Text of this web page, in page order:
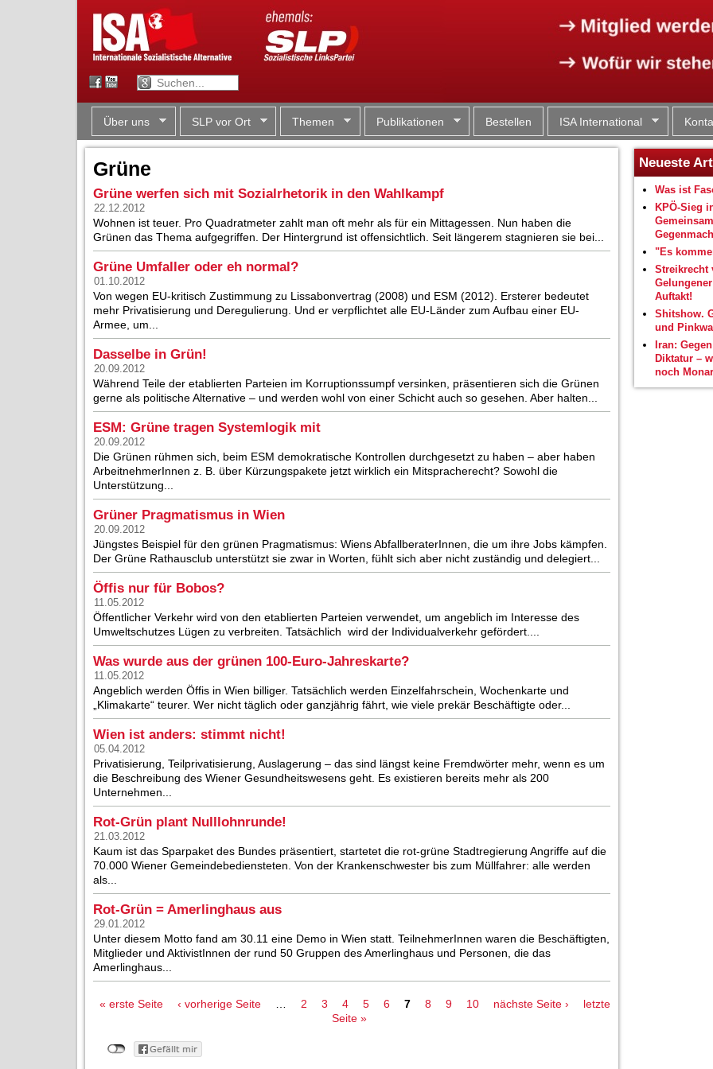
Über uns SLP vor Ort Themen Publikationen Bestellen ISA International
Grüne
Grüne werfen sich mit Sozialrhetorik in den Wahlkampf
22.12.2012
Wohnen ist teuer. Pro Quadratmeter zahlt man oft mehr als für ein Mittagessen. Nun haben die
Grünen das Thema aufgegriffen. Der Hintergrund ist offensichtlich. Seit längerem stagnieren sie bei...
Grüne Umfaller oder eh normal?
01.10.2012
Von wegen EU-kritisch Zustimmung zu Lissabonvertrag (2008) und ESM (2012). Ersterer bedeutet
mehr Privatisierung und Deregulierung. Und er verpflichtet alle EU-Länder zum Aufbau einer EU-
Armee, um...
Dasselbe in Grün!
20.09.2012
Während Teile der etablierten Parteien im Korruptionssumpf versinken, präsentieren sich die Grünen
gerne als politische Alternative – und werden wohl von einer Schicht auch so gesehen. Aber halten...
ESM: Grüne tragen Systemlogik mit
20.09.2012
Die Grünen rühmen sich, beim ESM demokratische Kontrollen durchgesetzt zu haben – aber haben
ArbeitnehmerInnen z. B. über Kürzungspakete jetzt wirklich ein Mitspracherecht? Sowohl die
Unterstützung...
Grüner Pragmatismus in Wien
20.09.2012
Jüngstes Beispiel für den grünen Pragmatismus: Wiens AbfallberaterInnen, die um ihre Jobs kämpfen.
Der Grüne Rathausclub unterstützt sie zwar in Worten, fühlt sich aber nicht zuständig und delegiert...
Öffis nur für Bobos?
11.05.2012
Öffentlicher Verkehr wird von den etablierten Parteien verwendet, um angeblich im Interesse des
Umweltschutzes Lügen zu verbreiten. Tatsächlich wird der Individualverkehr gefördert....
Was wurde aus der grünen 100-Euro-Jahreskarte?
11.05.2012
Angeblich werden Öffis in Wien billiger. Tatsächlich werden Einzelfahrschein, Wochenkarte und
„Klimakarte“ teurer. Wer nicht täglich oder ganzjährig fährt, wie viele prekär Beschäftigte oder...
Wien ist anders: stimmt nicht!
05.04.2012
Privatisierung, Teilprivatisierung, Auslagerung – das sind längst keine Fremdwörter mehr, wenn es um
die Beschreibung des Wiener Gesundheitswesens geht. Es existieren bereits mehr als 200
Unternehmen...
Rot-Grün plant Nulllohnrunde!
21.03.2012
Kaum ist das Sparpaket des Bundes präsentiert, startetet die rot-grüne Stadtregierung Angriffe auf die
70.000 Wiener Gemeindebediensteten. Von der Krankenschwester bis zum Müllfahrer: alle werden
als...
Rot-Grün = Amerlinghaus aus
29.01.2012
Unter diesem Motto fand am 30.11 eine Demo in Wien statt. TeilnehmerInnen waren die Beschäftigten,
Mitglieder und AktivistInnen der rund 50 Gruppen des Amerlinghaus und Personen, die das
Amerlinghaus...
Seiten
« erste Seite ‹ vorherige Seite 2 3 4 5 6 7 8 9 10 nächste Seite ›
letzte
Seite »
Neueste
Was ist
KPÖ-Sieg
"Es
Streikrecht
Auftakt!
Shitshow.
und
Iran:
Diktatur –
noch